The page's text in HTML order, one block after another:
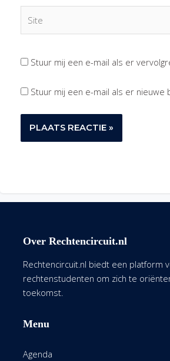
Stuur mij een e-mail als er
Stuur mij een e-mail als er nieuwe
Over Rechtencircuit.nl
Rechtencircuit.nl biedt een platform
rechtenstudenten om zich te
toekomst.
Menu
Agenda